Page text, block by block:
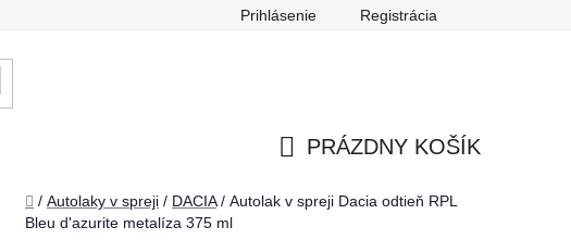
Reklamačný poriadok Odstúpenie od zmluvy
Prihlásenie Registrácia
PRÁZDNY KOŠÍK
Domov
/ Autolaky v spreji / DACIA / Autolak v spreji Dacia odtieň RPL
Bleu d'azurite metalíza 375 ml